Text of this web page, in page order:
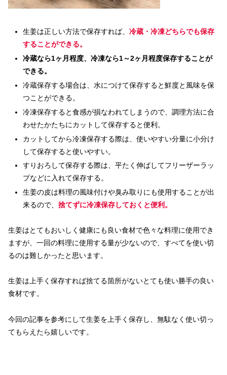
生姜は正しい方法で保存すれば、 冷蔵・冷凍どちらでも保存
することができる。
冷蔵なら1ヶ月程度、冷凍なら1～2ヶ月程度保存することが
できる。
冷蔵保存する場合は、水につけて保存すると鮮度と風味を保
つことができる。
冷凍保存すると食感が損なわれてしまうので、調理方法に合
わせたかたちにカットして保存すると便利。
カットしてから冷凍保存する際は、使いやすい分量に小分け
して保存すると使いやすい。
すりおろして保存する際は、平たく伸ばしてフリーザーラッ
プなどに入れて保存する。
生姜の皮は料理の風味付けや臭み取りにも使用することが出
来るので、 捨てずに冷凍保存しておくと便利。
生姜はとてもおいしく健康にも良い食材で色々な料理に使用でき
ますが、一回の料理に使用する量が少ないので、すべてを使い切
るのは難しかったと思います。
生姜は上手く保存すれば捨てる箇所がないとても使い勝手の良い
食材です。
今回の記事を参考にして生姜を上手く保存し、無駄なく使い切っ
てもらえたら嬉しいです。